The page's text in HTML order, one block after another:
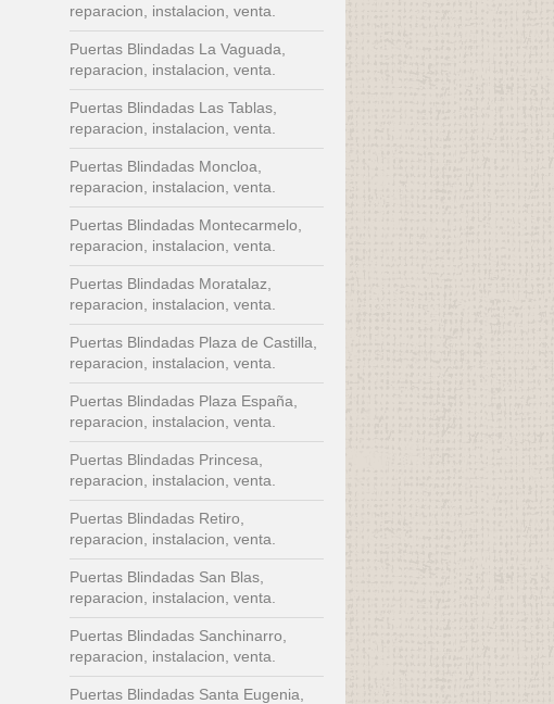
reparacion, instalacion, venta.
Puertas Blindadas La Vaguada,
reparacion, instalacion, venta.
Puertas Blindadas Las Tablas,
reparacion, instalacion, venta.
Puertas Blindadas Moncloa,
reparacion, instalacion, venta.
Puertas Blindadas Montecarmelo,
reparacion, instalacion, venta.
Puertas Blindadas Moratalaz,
reparacion, instalacion, venta.
Puertas Blindadas Plaza de Castilla,
reparacion, instalacion, venta.
Puertas Blindadas Plaza España,
reparacion, instalacion, venta.
Puertas Blindadas Princesa,
reparacion, instalacion, venta.
Puertas Blindadas Retiro,
reparacion, instalacion, venta.
Puertas Blindadas San Blas,
reparacion, instalacion, venta.
Puertas Blindadas Sanchinarro,
reparacion, instalacion, venta.
Puertas Blindadas Santa Eugenia,